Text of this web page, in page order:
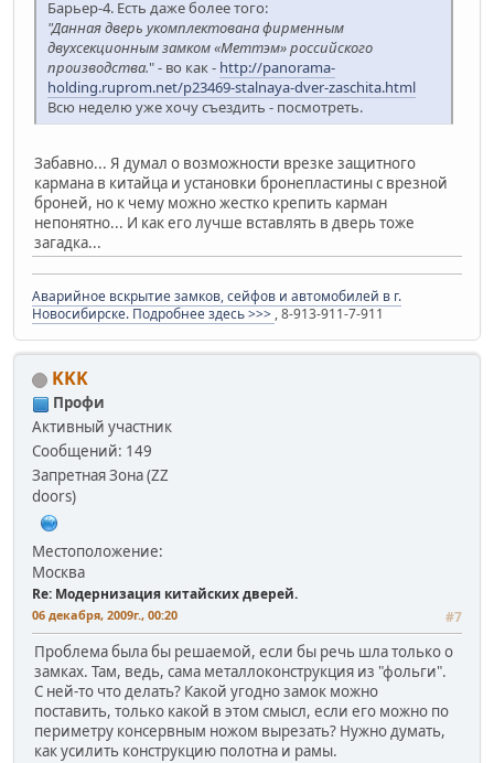
Барьер-4. Есть даже более того:
"Данная дверь укомплектована фирменным
двухсекционным замком «Меттэм» российского
производства." - во как - http://panorama-
holding.ruprom.net/p23469-stalnaya-dver-zaschita.html
Всю неделю уже хочу съездить - посмотреть.
Забавно... Я думал о возможности врезке защитного
кармана в китайца и установки бронепластины с врезной
броней, но к чему можно жестко крепить карман
непонятно... И как его лучше вставлять в дверь тоже
загадка...
Аварийное вскрытие замков, сейфов и автомобилей в г.
Новосибирске. Подробнее здесь >>> , 8-913-911-7-911
KKK
Профи
Активный участник
Сообщений: 149
Запретная Зона (ZZ
doors)
Местоположение:
Москва
Re: Модернизация китайских дверей.
06 декабря, 2009г., 00:20 #7
Проблема была бы решаемой, если бы речь шла только о
замках. Там, ведь, сама металлоконструкция из "фольги".
С ней-то что делать? Какой угодно замок можно
поставить, только какой в этом смысл, если его можно по
периметру консервным ножом вырезать? Нужно думать,
как усилить конструкцию полотна и рамы.